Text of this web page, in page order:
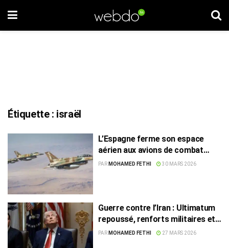
Étiquette : israël
L’Espagne ferme son espace
aérien aux avions de combat
américains impliqués en Iran
PAR MOHAMED FETHI 30 MARS 2026
Guerre contre l’Iran : Ultimatum
repoussé, renforts militaires et
timides ouvertures
PAR MOHAMED FETHI 27 MARS 2026